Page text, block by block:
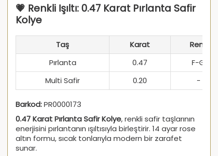
💗 Renkli Işıltı: 0.47 Karat Pırlanta Safir
Kolye
Taş Karat
Renk
Pırlanta
0.47
F-G
Multi Safir
0.20 -
Barkod:PR0000173
0.47 Karat Pırlanta Safir Kolye, renkli safir taşlarının
enerjisini pırlantanın ışıltısıyla birleştirir. 14 ayar rose
altın formu, sıcak tonlarıyla modern bir zarafet
sunar.